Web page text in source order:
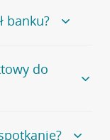
banku?
na
się
do
numeru